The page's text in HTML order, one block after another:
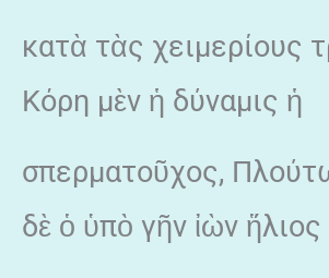
κατὰ τὰς χειμερίους
Κόρη μὲν ἡ δύναμις ἡ
σπερματοῦχος,
δὲ ὁ ὑπὸ γῆν ἰὼν ἥλιος